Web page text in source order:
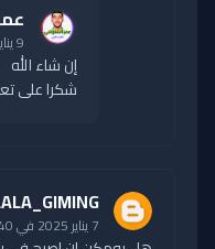
9 يناير 2025 في 3:11 م
إن شاء الله
شكرا على
7 يناير 2025 في 12:40 ص